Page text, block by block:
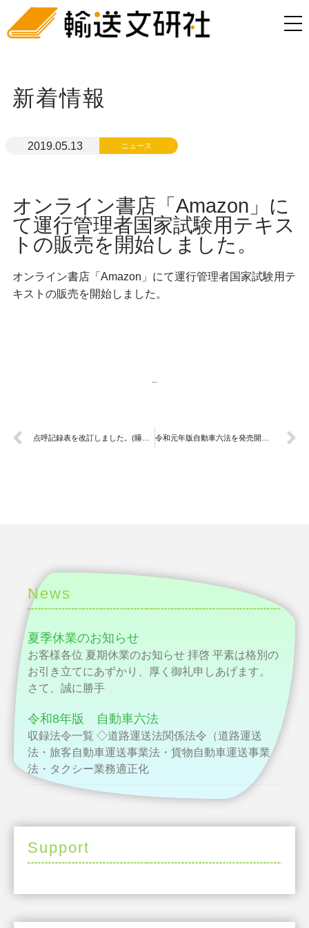
新着情報
2019.05.13 ニュース
オンライン書店「Amazon」に
て運行管理者国家試験用テキス
トの販売を開始しました。
オンライン書店「Amazon」にて運行管理者国家試験用テ
キストの販売を開始しました。
News
夏季休業のお知らせ
お客様各位 夏期休業のお知らせ 拝啓 平素は格別の
お引き立てにあずかり、厚く御礼申しあげます。
さて、誠に勝手
令和8年版 自動車六法
収録法令一覧 ◇道路運送法関係法令（道路運送
法・旅客自動車運送事業法・貨物自動車運送事業
法・タクシー業務適正化
Support